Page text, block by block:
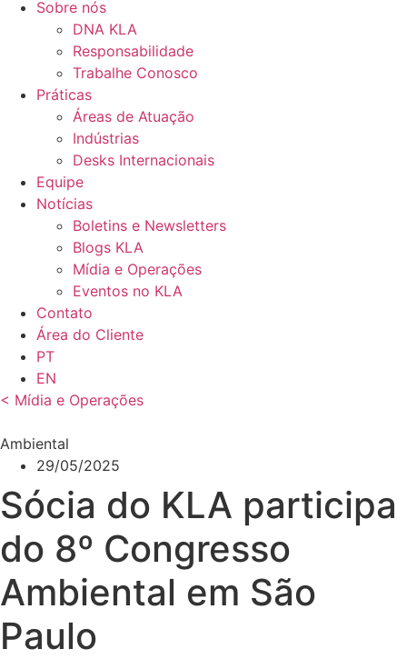
Sobre nós
DNA KLA
Responsabilidade
Trabalhe Conosco
Práticas
Áreas de Atuação
Indústrias
Desks Internacionais
Equipe
Notícias
Boletins e Newsletters
Blogs KLA
Mídia e Operações
Eventos no KLA
Contato
Área do Cliente
PT
EN
< Mídia e Operações
Ambiental
29/05/2025
Sócia do KLA participa
do 8º Congresso
Ambiental em São
Paulo